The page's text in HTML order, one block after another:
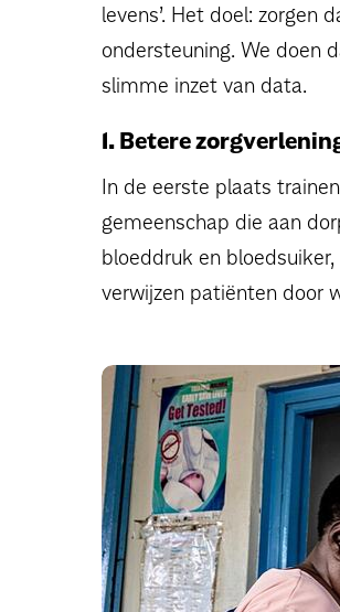
levens’. Het doel:
ondersteuning. We doen
slimme inzet van data.
1. Betere
In de eerste plaats
gemeenschap die aan
bloeddruk en
verwijzen patiënten door